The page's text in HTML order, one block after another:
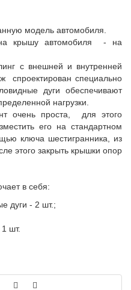
модель автомобиля.
на крышу автомобиля - на
с внешней и внутренней
спроектирован специально
дуги обеспечивают
нагрузки.
очень проста, для этого
его на стандартном
ключа шестигранника, из
этого закрыть крышки опор
в себя:
дуги - 2 шт.;
1 шт.